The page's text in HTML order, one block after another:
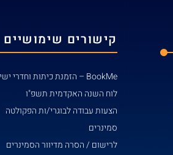
קישורים שימושיים
BookMe – הזמנת כיתות וחדרי ישיבות
לוח השנה האקדמית תשפ"ו
הצעות עבודה לבוגרי/ות הפקולטה
סמינרים
לרישום / הסרה מדיוור הסמינרים